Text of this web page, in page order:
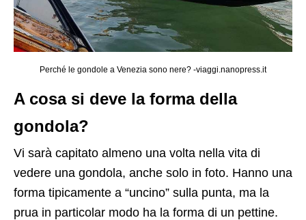
Perché le gondole a Venezia sono nere? -viaggi.nanopress.it
A cosa si deve la forma della
gondola?
Vi sarà capitato almeno una volta nella vita di
vedere una gondola, anche solo in foto. Hanno una
forma tipicamente a “uncino” sulla punta, ma la
prua in particolar modo ha la forma di un pettine.